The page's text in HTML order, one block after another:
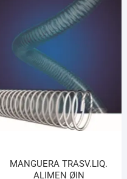
MANGUERA TRASV.LIQ.
ALIMEN ØIN